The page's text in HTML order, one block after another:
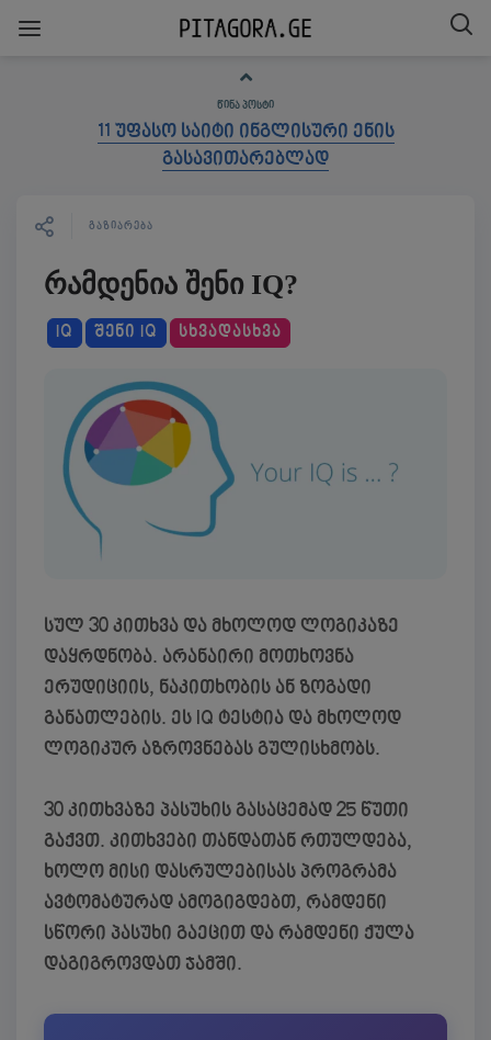
ᲬᲘᲜᲐ ᲞᲝᲡᲢᲘ
11 უფასო საიტი ინგლისური ენის
გასავითარებლად
ᲒᲐᲖᲘᲐᲠᲔᲑᲐ
რამდენია შენი IQ?
IQ ᲨᲔᲜᲘ IQ ᲡᲮᲕᲐᲓᲐᲡᲮᲕᲐ
სულ 30 კითხვა და მხოლოდ ლოგიკაზე
დაყრდნობა. არანაირი მოთხოვნა
ერუდიციის, ნაკითხობის ან ზოგადი
განათლების. ეს IQ ტესტია და მხოლოდ
ლოგიკურ აზროვნებას გულისხმობს.
30 კითხვაზე პასუხის გასაცემად 25 წუთი
გაქვთ. კითხვები თანდათან რთულდება,
ხოლო მისი დასრულებისას პროგრამა
ავტომატურად ამოგიგდებთ, რამდენი
სწორი პასუხი გაეცით და რამდენი ქულა
დაგიგროვდათ ჯამში.